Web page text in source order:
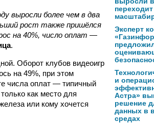
выросли более чем в два
рост также пришёлся
на 40%, число оплат —
.
Оборот клубов видеоигр
на 49%, при этом
числа оплат — типичный
как место для
или кому хочется
Эксперт
и
Астра»
решение
данных в
средах